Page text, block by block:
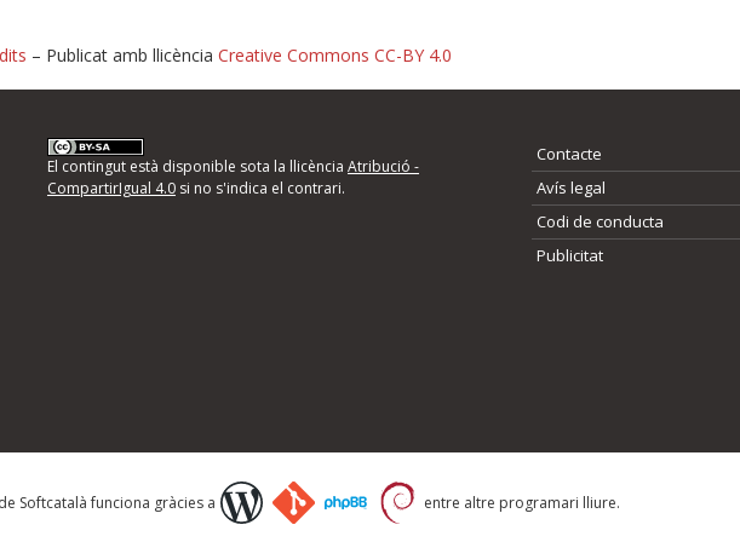
d'errors
següents i descriviu quina és la millora que
– Publicat amb llicència Creative Commons CC-BY 4.0
El contingut està disponible sota la llicència Atribució -
CompartirIgual 4.0si no s'indica el contrari.
Contacte
Avís legal
Codi de conducta
Publicitat
Softcatalà funciona gràcies a entre altre programari lliure.